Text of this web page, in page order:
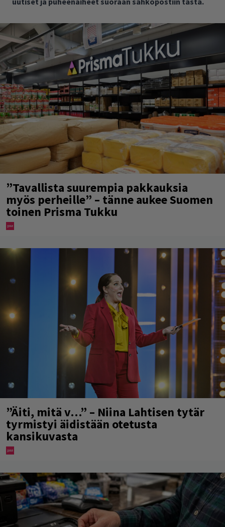
”Tavallista suurempia pakkauksia
myös perheille” – tänne aukee Suomen
toinen Prisma Tukku
”Äiti, mitä v…” – Niina Lahtisen tytär
tyrmistyi äidistään otetusta
kansikuvasta